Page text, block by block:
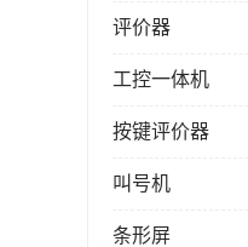
评价器
工控一体机
按键评价器
叫号机
条形屏